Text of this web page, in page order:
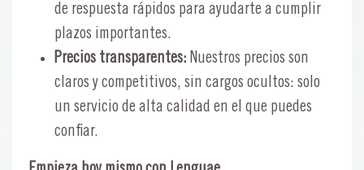
de respuesta rápidos para ayudarte a cumplir
plazos importantes.
Precios transparentes: Nuestros precios son
claros y competitivos, sin cargos ocultos: solo
un servicio de alta calidad en el que puedes
confiar.